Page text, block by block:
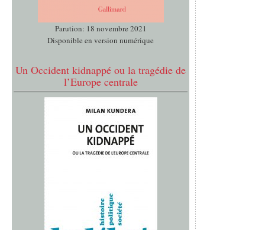
Parution: 18 novembre 2021
Disponible en version numérique
Un Occident kidnappé ou la tragédie de
l’Europe centrale